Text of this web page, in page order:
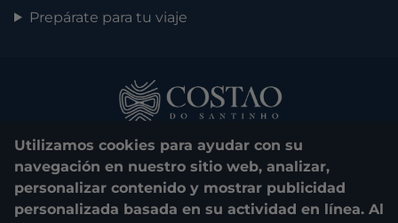
Utilizamos cookies para ayudar con su
navegación en nuestro sitio web, analizar,
personalizar contenido y mostrar publicidad
personalizada basada en su actividad en línea. Al
Prepárate para tu viaje